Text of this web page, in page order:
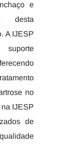
e
desta
A IJESP
no
IJESP
de